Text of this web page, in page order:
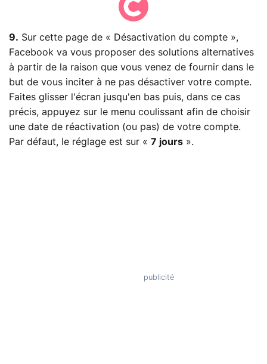
9. Sur cette page de « Désactivation du compte »,
Facebook va vous proposer des solutions alternatives
à partir de la raison que vous venez de fournir dans le
but de vous inciter à ne pas désactiver votre compte.
Faites glisser l'écran jusqu'en bas puis, dans ce cas
précis, appuyez sur le menu coulissant afin de choisir
une date de réactivation (ou pas) de votre compte.
Par défaut, le réglage est sur « 7 jours ».